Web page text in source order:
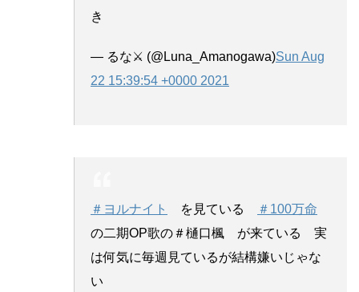
き
— るな⚔ (@Luna_Amanogawa)Sun Aug
22 15:39:54 +0000 2021
＃ヨルナイト を見ている
＃100万命
の二期OP歌の＃樋口楓 が来ている 実
は何気に毎週見ているが結構嫌いじゃな
い